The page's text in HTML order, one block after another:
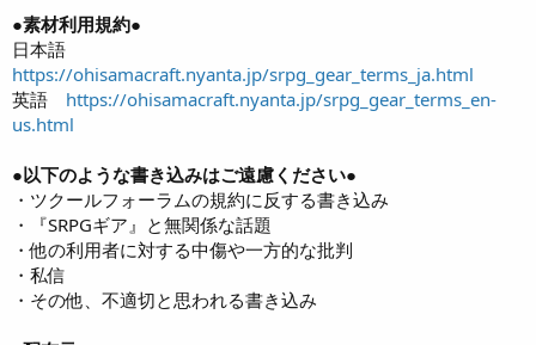
●素材利用規約●
日本語
https://ohisamacraft.nyanta.jp/srpg_gear_terms_ja.html
英語 https://ohisamacraft.nyanta.jp/srpg_gear_terms_en-
us.html
●以下のような書き込みはご遠慮ください●
・ツクールフォーラムの規約に反する書き込み
・『SRPGギア』と無関係な話題
・他の利用者に対する中傷や一方的な批判
・私信
・その他、不適切と思われる書き込み